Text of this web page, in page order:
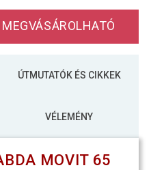
ÚTMUTATÓK ÉS CIKKEK
VÉLEMÉNY
MOVIT 65